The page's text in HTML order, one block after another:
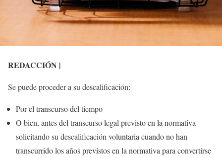
REDACCIÓN |
Se puede proceder a su descalificación:
Por el transcurso del tiempo
O bien, antes del transcurso legal previsto en la normativa
solicitando su descalificación voluntaria cuando no han
transcurrido los años previstos en la normativa para convertirse